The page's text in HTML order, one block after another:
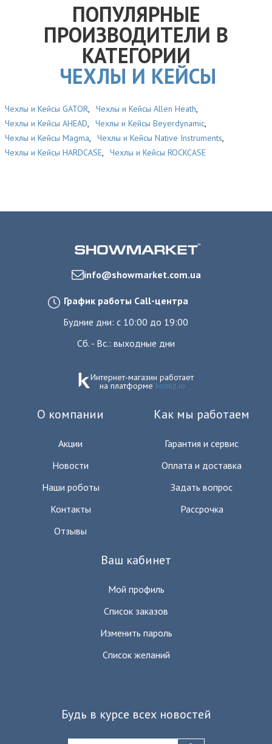
ПОПУЛЯРНЫЕ
ПРОИЗВОДИТЕЛИ В
КАТЕГОРИИ
ЧЕХЛЫ И КЕЙСЫ
Чехлы и Кейсы GATOR, Чехлы и Кейсы Allen Heath,
Чехлы и Кейсы AHEAD, Чехлы и Кейсы Beyerdynamic,
Чехлы и Кейсы Magma, Чехлы и Кейсы Native Instruments,
Чехлы и Кейсы HARDCASE, Чехлы и Кейсы ROCKCASE
info@showmarket.com.ua
График работы Call-центра
Будние дни: с 10:00 до 19:00
Сб. - Вс.: выходные дни
Интернет-магазин работает
на платформе komiz.io
О компании
Акции
Новости
Наши роботы
Контакты
Отзывы
Как мы работаем
Гарантия и сервис
Оплата и доставка
Задать вопрос
Рассрочка
Ваш кабинет
Мой профиль
Список заказов
Изменить пароль
Список желаний
Будь в курсе всех новостей